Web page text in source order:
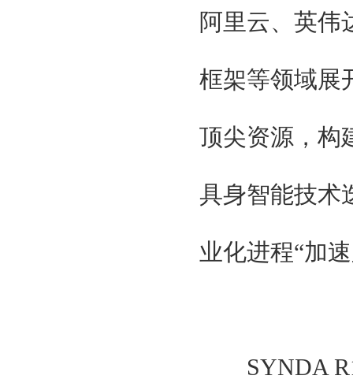
阿里云、英伟
框架等领域展
顶尖资源，构
具身智能技术
业化进程“加
SYNDA R1